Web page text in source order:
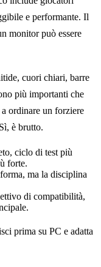
e performante. Il
monitor può essere
cuori chiari, barre
più importanti che
ordinare un forziere
è brutto.
ciclo di test più
forte.
ma la disciplina
di compatibilità,
prima su PC e adatta